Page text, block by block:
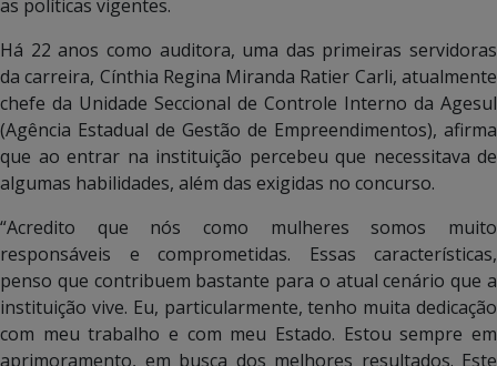
as políticas vigentes.
Há 22 anos como auditora, uma das primeiras servidoras
da carreira, Cínthia Regina Miranda Ratier Carli, atualmente
chefe da Unidade Seccional de Controle Interno da Agesul
(Agência Estadual de Gestão de Empreendimentos), afirma
que ao entrar na instituição percebeu que necessitava de
algumas habilidades, além das exigidas no concurso.
“Acredito que nós como mulheres somos muito
responsáveis e comprometidas. Essas características,
penso que contribuem bastante para o atual cenário que a
instituição vive. Eu, particularmente, tenho muita dedicação
com meu trabalho e com meu Estado. Estou sempre em
aprimoramento, em busca dos melhores resultados. Este